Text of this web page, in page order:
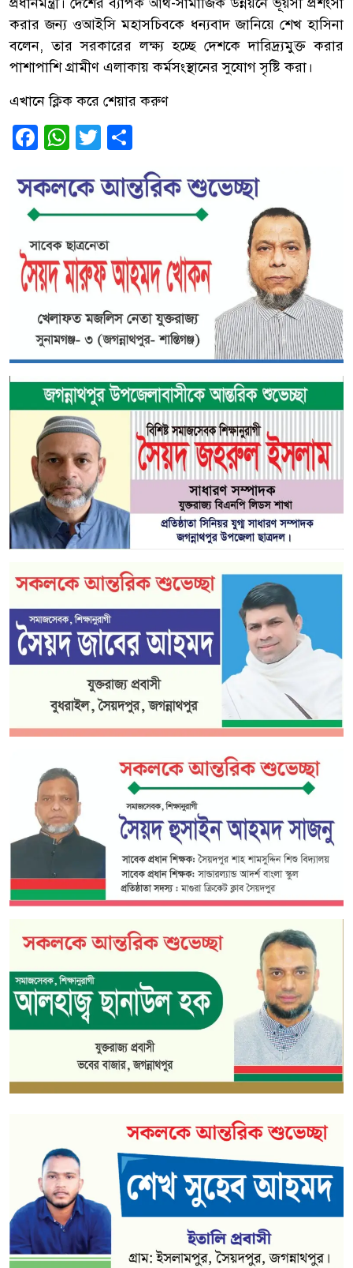
করার জন্য ওআইসি মহাসচিবকে ধন্যবাদ জানিয়ে শেখ হাসিনা
বলেন, তার সরকারের লক্ষ্য হচ্ছে দেশকে দারিদ্র্যমুক্ত করার
পাশাপাশি গ্রামীণ এলাকায় কর্মসংস্থানের সুযোগ সৃষ্টি করা।
এখানে ক্লিক করে শেয়ার করুণ
Facebook
WhatsApp
Twitter